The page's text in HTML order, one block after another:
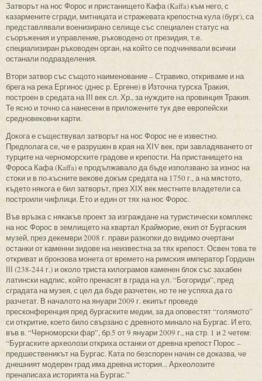
Затворът на нос Форос и пристанището Кафа (Kaffa) към него, с
казармените сгради, митницата и стражевата крепостна кула (бург), са
представлявали военизирано селище със специален статус на
съоръжения и управление, ръководено от президия, т.е.
специализиран ръководен орган, на който се подчинявали всички
останали подразделения.
Втори затвор със същото наименование – Стравико, откриваме и на
брега на река Ергинос (днес р. Ергене) в Източна турска Тракия,
построен в средата на ІІІ век сл. Хр., за нуждите на провинция Тракия.
Те ясно и точно са нанесени в приложените тук две европейски
средновековни карти.
Докога е съществувал затворът на нос Форос не е известно.
Предполага се, че е разрушен в края на ХІV век, при завладяването от
турците на черноморските градове и крепости. На пристанището на
Фороса Кафа (Kaffa) е продължавало да бъде използвано за износ на
стоки и в по-късните векове докъм средата на 1750 г., а на мястото,
където някога е бил затворът, през ХІХ век местните владетели са
построили чифлици. Ето и един от тях на нос Форос.
Във връзка с някакъв проект за изграждане на туристически комплекс
на нос Форос в землището на квартал Крайморие, екип от Бургаския
музей, през декември 2008 г. прави разкопки до видимо очертани
останки от каменни зидове на неизвестна за тях крепост. Освен това те
откриват и бронзова монета от времето на римския император Гордиан
ІІІ (238-244 г.) и около триста килограмов каменен блок със захабен
латински надпис, който пренасят в града на ул. “Богориди”, пред
сградата на музея, с цел да бъде разчетен, но те не успяха да го
разчетат. В началото на януари 2009 г. екипът проведе
пресконференция пред бургаските медии, за да оповестят “голямото”
си откритие, което било свързано с древното минало на Бургас. И ето,
във в. “Черноморски фар”, бр.5 от 9 януари 2009 г., на стр. 1 и 2 четем:
“Бургаските археолози откриха останки от древна крепост Порос –
предшественикът на Бургас. Ката по безспорен начин се доказва, че
днешният модерен град има древна история... Археолозите
пренаписаха историята на Бургас.”